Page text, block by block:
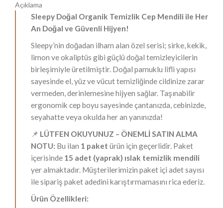
Açıklama
Sleepy Doğal Organik Temizlik Cep Mendili ile Her
An Doğal ve Güvenli Hijyen!
Sleepy’nin doğadan ilham alan özel serisi; sirke, kekik,
limon ve okaliptüs gibi güçlü doğal temizleyicilerin
birleşimiyle üretilmiştir. Doğal pamuklu lifli yapısı
sayesinde el, yüz ve vücut temizliğinde cildinize zarar
vermeden, derinlemesine hijyen sağlar. Taşınabilir
ergonomik cep boyu sayesinde çantanızda, cebinizde,
seyahatte veya okulda her an yanınızda!
📌 LÜTFEN OKUYUNUZ – ÖNEMLİ SATIN ALMA
NOTU: Bu ilan 1 paket ürün için geçerlidir. Paket
içerisinde 15 adet (yaprak) ıslak temizlik mendili
yer almaktadır. Müşterilerimizin paket içi adet sayısı
ile sipariş paket adedini karıştırmamasını rica ederiz.
Ürün Özellikleri: